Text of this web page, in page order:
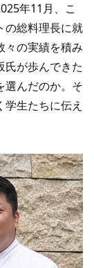
年11月、こ
の総料理長に就
々の実績を積み
氏が歩んできた
選んだのか。そ
生たちに伝え